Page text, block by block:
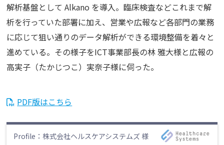
解析基盤として Alkano を導入。臨床検査などこれまで解
析を行っていた部署に加え、営業や広報など各部門の業務
に応じて狙い通りのデータ解析ができる環境整備を着々と
進めている。その様子をICT事業部長の林 雅大様と広報の
高実子（たかじつこ）実奈子様に伺った。
PDF版はこちら
Profile：株式会社ヘルスケアシステムズ 様